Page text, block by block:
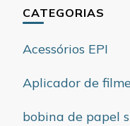
CATEGORIAS
Acessórios EPI
Aplicador de
bobina de papel